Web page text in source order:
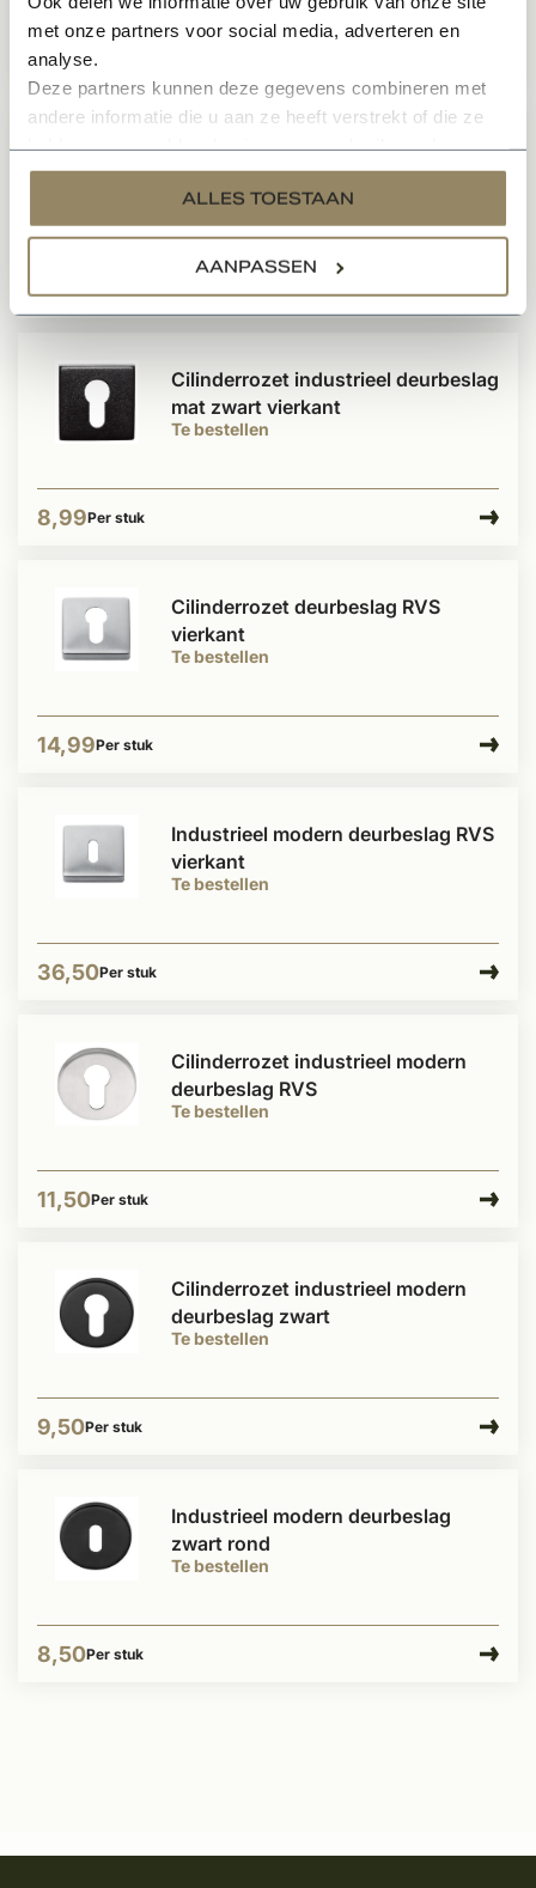
met onze partners voor social media, adverteren en
analyse.
Deze partners kunnen deze gegevens combineren met
andere informatie die u aan ze heeft verstrekt of die ze
services.
ALLES TOESTAAN
AANPASSEN
64,50
Te bestellen
Industrieel modern deurbeslag
59,95Per stuk
Te bestellen
Cilinderrozet industrieel deurbeslag
mat zwart vierkant
8,99Per stuk
Te bestellen
Cilinderrozet deurbeslag RVS
vierkant
14,99Per stuk
Te bestellen
Industrieel modern deurbeslag RVS
vierkant
36,50Per stuk
Te bestellen
Cilinderrozet industrieel modern
deurbeslag RVS
11,50Per stuk
Te bestellen
Cilinderrozet industrieel modern
deurbeslag zwart
9,50Per stuk
Te bestellen
Industrieel modern deurbeslag
zwart rond
8,50Per stuk